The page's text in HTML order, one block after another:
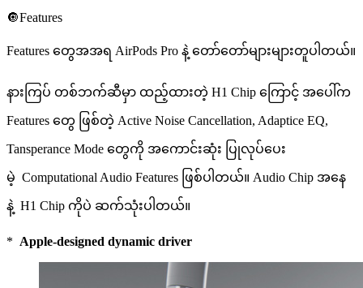
🔘Features
Features တွေအအရ AirPods Pro နဲ့ တော်တော်များများတူပါတယ်။
နားကြပ် တစ်ဘက်ဆီမှာ ထည့်ထားတဲ့ H1 Chip ကြောင့် အပေါ်က
Features တွေ ဖြစ်တဲ့ Active Noise Cancellation, Adaptice EQ,
Tansperance Mode တွေကို အကောင်းဆုံး ပြုလုပ်ပေး
မဲ့ Computational Audio Features ဖြစ်ပါတယ်။ Audio Chip အနေ
နဲ့ H1 Chip ကိုပဲ ဆက်သုံးပါတယ်။
* Apple-designed dynamic driver